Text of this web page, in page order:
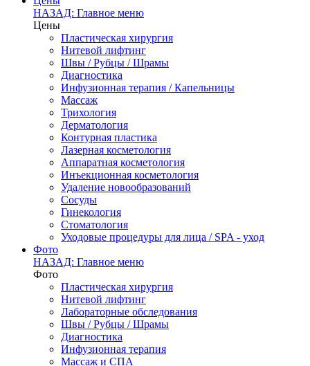
НАЗАД: Главное меню
Цены
Пластическая хирургия
Нитевой лифтинг
Швы / Рубцы / Шрамы
Диагностика
Инфузионная терапия / Капельницы
Массаж
Трихология
Дерматология
Контурная пластика
Лазерная косметология
Аппаратная косметология
Инъекционная косметология
Удаление новообразований
Сосуды
Гинекология
Стоматология
Уходовые процедуры для лица / SPA - уход
Фото
НАЗАД: Главное меню
Фото
Пластическая хирургия
Нитевой лифтинг
Лабораторные обследования
Швы / Рубцы / Шрамы
Диагностика
Инфузионная терапия
Массаж и СПА